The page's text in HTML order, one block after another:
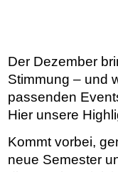
Der Dezember
Stimmung – und
passenden
Hier unsere
Kommt vorbei,
neue Semester